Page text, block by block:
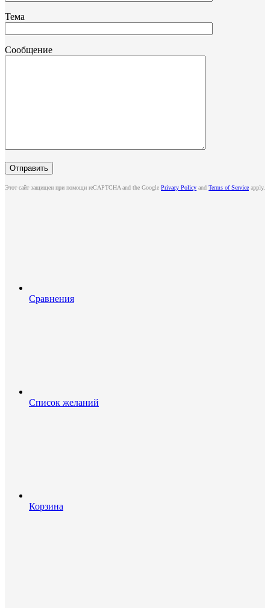
Тема
Сообщение
Этот сайт защищен при помощи reCAPTCHA and the Google Privacy Policy and Terms of Service apply.
Сравнения
Список желаний
Корзина